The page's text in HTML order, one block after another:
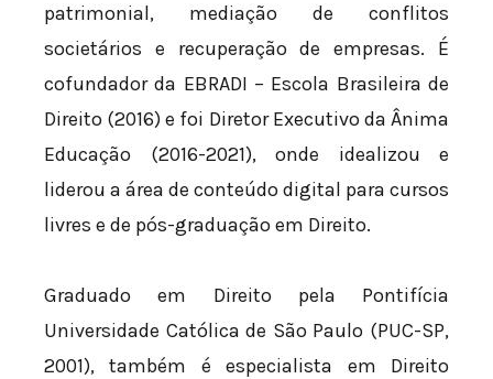
patrimonial, mediação de conflitos
societários e recuperação de empresas. É
cofundador da EBRADI – Escola Brasileira de
Direito (2016) e foi Diretor Executivo da Ânima
Educação (2016-2021), onde idealizou e
liderou a área de conteúdo digital para cursos
livres e de pós-graduação em Direito.
Graduado em Direito pela Pontifícia
Universidade Católica de São Paulo (PUC-SP,
2001), também é especialista em Direito